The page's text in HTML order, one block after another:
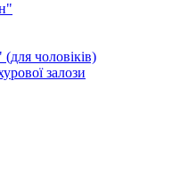
чоловіків)
залози